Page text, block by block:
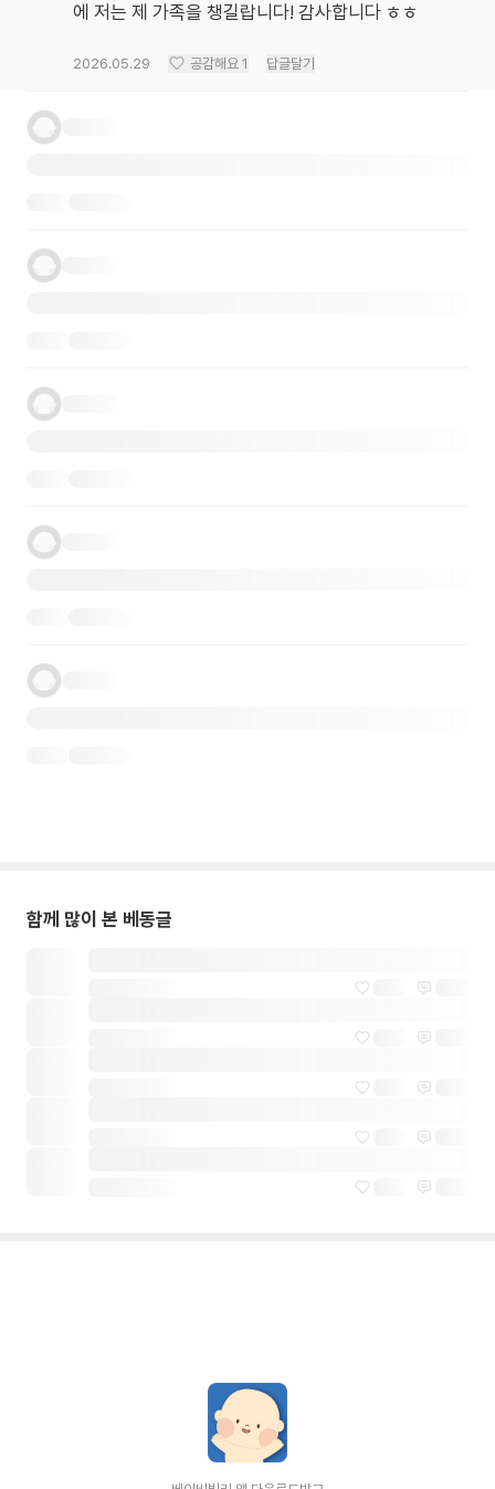
에 저는 제 가족을 챙길랍니다! 감사합니다 ㅎㅎ
2026.05.29 공감해요 1 답글달기
함께 많이 본 베동글